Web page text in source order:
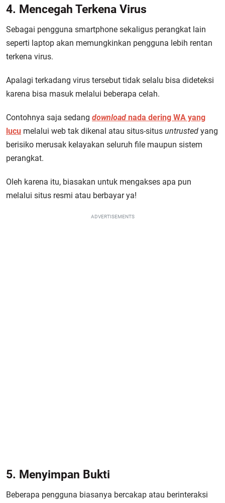
4. Mencegah Terkena Virus
Sebagai pengguna smartphone sekaligus perangkat lain
seperti laptop akan memungkinkan pengguna lebih rentan
terkena virus.
Apalagi terkadang virus tersebut tidak selalu bisa dideteksi
karena bisa masuk melalui beberapa celah.
Contohnya saja sedang download nada dering WA yang
lucu melalui web tak dikenal atau situs-situs untrusted yang
berisiko merusak kelayakan seluruh file maupun sistem
perangkat.
Oleh karena itu, biasakan untuk mengakses apa pun
melalui situs resmi atau berbayar ya!
ADVERTISEMENTS
5. Menyimpan Bukti
Beberapa pengguna biasanya bercakap atau berinteraksi